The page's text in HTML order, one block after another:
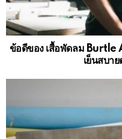
ข้อดีของ เสื้อพัดลม Burtle
เย็นสบา